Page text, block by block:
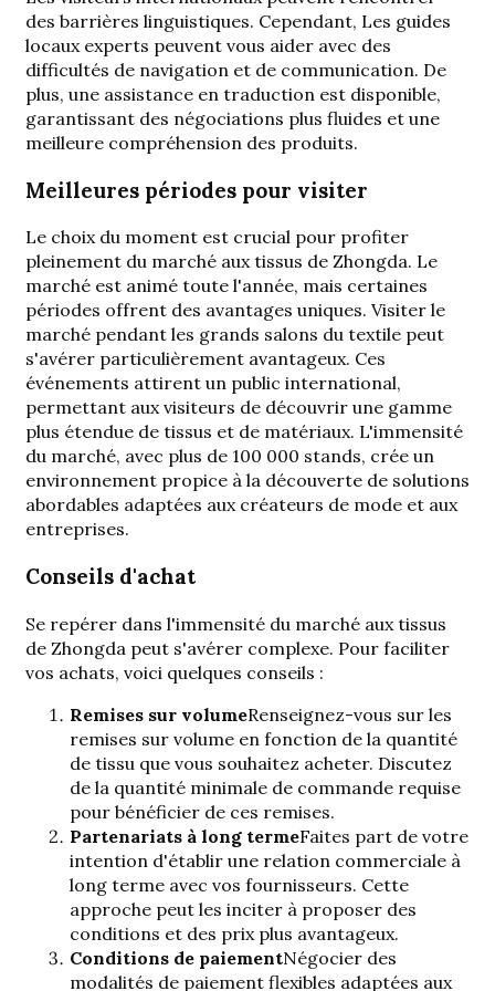
des barrières linguistiques. Cependant, Les guides
locaux experts peuvent vous aideravec des
difficultés de navigation et de communication. De
plus, une assistance en traduction est disponible,
garantissant des négociations plus fluides et une
meilleure compréhension des produits.
Meilleures périodes pour visiter
Le choix du moment est crucial pour profiter
pleinement du marché aux tissus de Zhongda. Le
marché est animé toute l'année, mais certaines
périodes offrent des avantages uniques. Visiter le
marché pendant les grands salons du textile peut
s'avérer particulièrement avantageux. Ces
événements attirent un public international,
permettant aux visiteurs de découvrir une gamme
plus étendue de tissus et de matériaux. L'immensité
du marché, avec plus de 100 000 stands, crée un
environnement propice à la découverte de solutions
abordables adaptées aux créateurs de mode et aux
entreprises.
Conseils d'achat
Se repérer dans l'immensité du marché aux tissus
de Zhongda peut s'avérer complexe. Pour faciliter
vos achats, voici quelques conseils :
Remises sur volumeRenseignez-vous sur les
remises sur volume en fonction de la quantité
de tissu que vous souhaitez acheter. Discutez
de la quantité minimale de commande requise
pour bénéficier de ces remises.
Partenariats à long termeFaites part de votre
intention d'établir une relation commerciale à
long terme avec vos fournisseurs. Cette
approche peut les inciter à proposer des
conditions et des prix plus avantageux.
Conditions de paiementNégocier des
modalités de paiement flexibles adaptées aux